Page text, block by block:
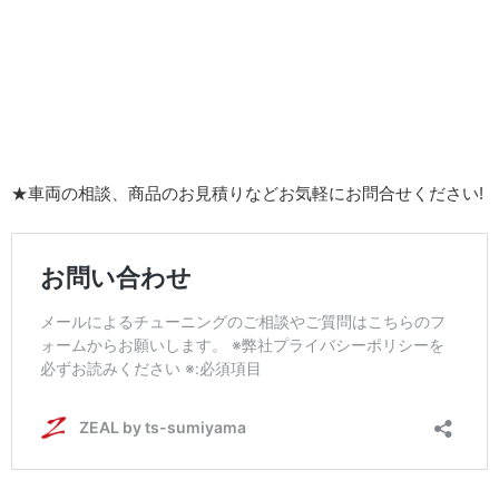
★車両の相談、商品のお見積りなどお気軽にお問合せください!